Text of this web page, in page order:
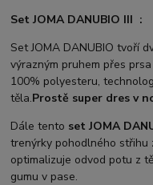
Set JOMA DANUBIO III :
Set JOMA DANUBIO tvoří
výrazným pruhem přes
100% polyesteru,
těla.Prostě super dres v
Dále tento set JOMA
trenýrky pohodlného střihu
optimalizuje odvod potu z
gumu v pase.